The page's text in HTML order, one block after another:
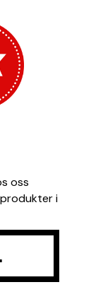
oss
i